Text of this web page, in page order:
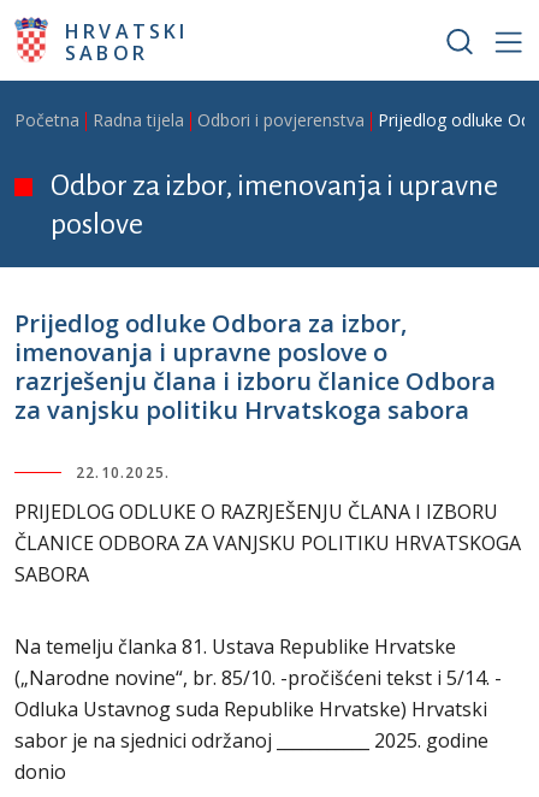
Skoči na glavni sadržaj
HRVATSKI
SABOR
Breadcrumb
Početna Radna tijela Odbori i povjerenstva Prijedlog odluke
Odbor za izbor, imenovanja i upravne
poslove
Prijedlog odluke Odbora za izbor,
imenovanja i upravne poslove o
razrješenju člana i izboru članice Odbora
za vanjsku politiku Hrvatskoga sabora
22.10.2025.
PRIJEDLOG ODLUKE O RAZRJEŠENJU ČLANA I IZBORU
ČLANICE ODBORA ZA VANJSKU POLITIKU HRVATSKOGA
SABORA
Na temelju članka 81. Ustava Republike Hrvatske
(„Narodne novine“, br. 85/10. -pročišćeni tekst i 5/14. -
Odluka Ustavnog suda Republike Hrvatske) Hrvatski
sabor je na sjednici održanoj ___________ 2025. godine
donio